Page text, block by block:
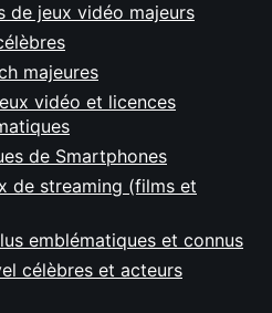
de jeux vidéo majeurs
majeures
vidéo et licences
de Smartphones
de streaming (films et
emblématiques et connus
célèbres et acteurs